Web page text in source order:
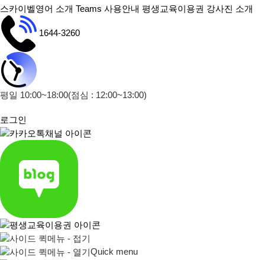
스카이벨영어 소개 Teams 사용안내 평생교육이용권 강사진 소개
1644-3260
평일 10:00~18:00(점심 : 12:00~13:00)
로그인
Quick menu